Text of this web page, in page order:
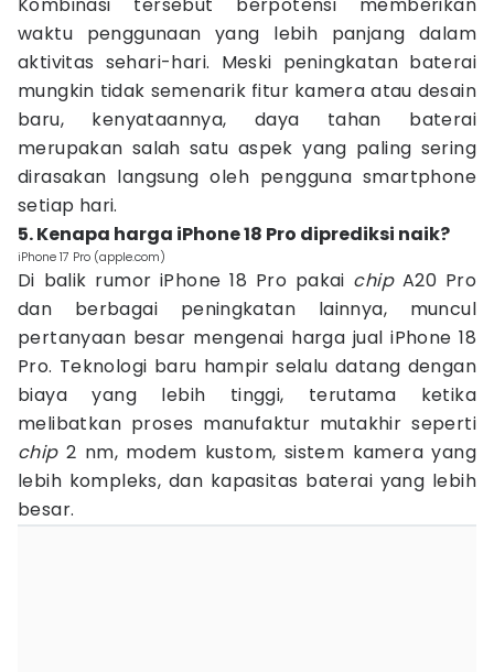
waktu penggunaan yang lebih panjang dalam
aktivitas sehari-hari. Meski peningkatan baterai
mungkin tidak semenarik fitur kamera atau desain
baru, kenyataannya, daya tahan baterai
merupakan salah satu aspek yang paling sering
dirasakan langsung oleh pengguna smartphone
setiap hari.
5. Kenapa harga iPhone 18 Pro diprediksi naik?
iPhone 17 Pro (apple.com)
Di balik rumor iPhone 18 Pro pakai chip A20 Pro
dan berbagai peningkatan lainnya, muncul
pertanyaan besar mengenai harga jual iPhone 18
Pro. Teknologi baru hampir selalu datang dengan
biaya yang lebih tinggi, terutama ketika
melibatkan proses manufaktur mutakhir seperti
chip2 nm, modem kustom, sistem kamera yang
lebih kompleks, dan kapasitas baterai yang lebih
besar.